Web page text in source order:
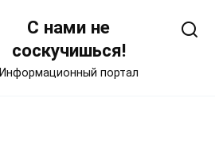
С нами не
соскучишься!
Информационный портал